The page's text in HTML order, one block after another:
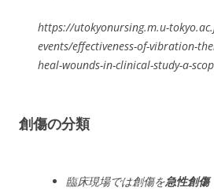
https://utokyonursing.m.u-
events/effectiveness-of-vibration-
heal-wounds-in-clinical-study-a-
創傷の分類
臨床現場では創傷を急性創傷